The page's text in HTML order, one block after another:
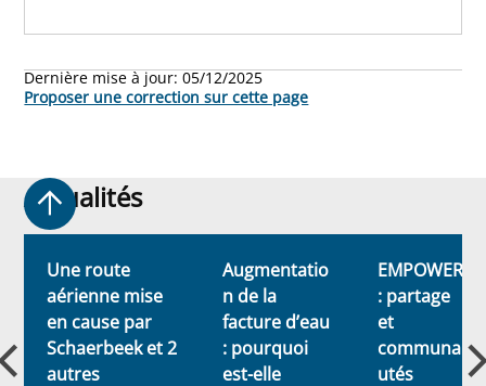
Dernière mise à jour:05/12/2025
Proposer une correction sur cette page
Actualités
Actualités
Une route
aérienne mise
en cause par
Schaerbeek et 2
autres
Augmentatio
n de la
facture d’eau
: pourquoi
est-elle
EMPOWER
: partage
et
communa
utés